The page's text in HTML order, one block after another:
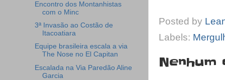
Posted by
Labels:
Nenhum
Encontro dos Montanhistas
com o Minc
3ª Invasão ao Costão de
Itacoatiara
Equipe brasileira escala a via
The Nose no El Capitan
Escalada na Via Paredão Aline
Garcia